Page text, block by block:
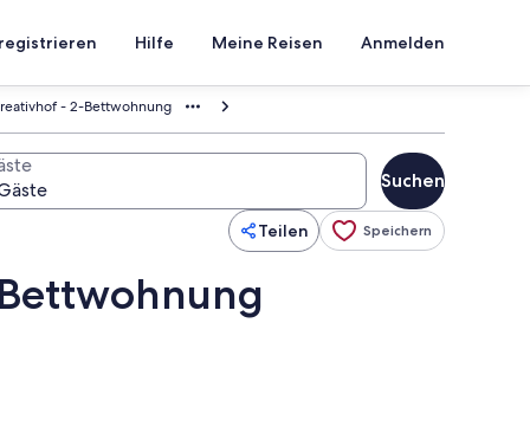
Hilfe Meine Reisen Anmelden
- 2-Bettwohnung
Suchen
Teilen Speichern